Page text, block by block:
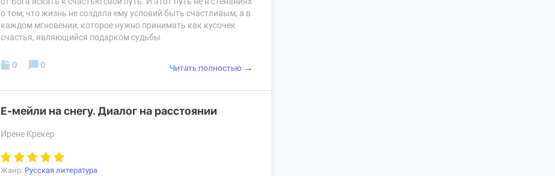
о том, что жизнь не создала ему условий быть счастливым, а в
каждом мгновении, которое нужно принимать как кусочек
счастья, являющийся подарком судьбы.
0 0 Читать полностью →
Е-мейли на снегу. Диалог на расстоянии
Ирене Крекер
Жанр: Русская литература